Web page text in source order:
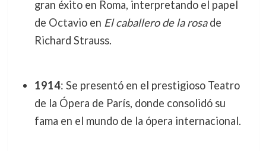
gran éxito en Roma, interpretando el papel
de Octavio en El caballero de la rosade
Richard Strauss.
1914: Se presentó en el prestigioso Teatro
de la Ópera de París, donde consolidó su
fama en el mundo de la ópera internacional.